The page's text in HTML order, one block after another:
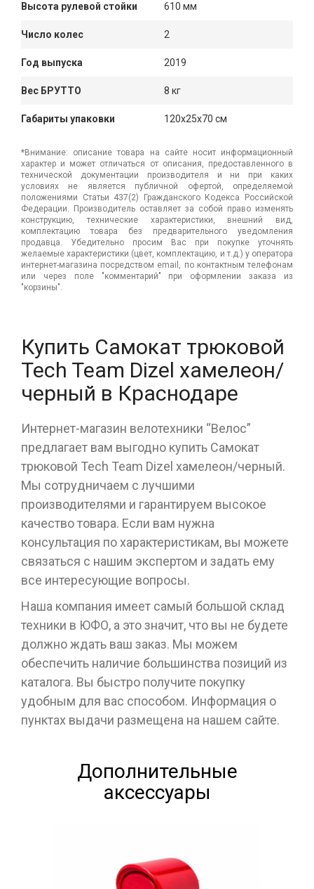
Высота рулевой стойки 610 мм
Число колес 2
Год выпуска 2019
Вес БРУТТО 8 кг
Габариты упаковки 120x25x70 см
*Внимание: описание товара на сайте носит информационный
характер и может отличаться от описания, предоставленного в
технической документации производителя и ни при каких
условиях не является публичной офертой, определяемой
положениями Статьи 437(2) Гражданского Кодекса Российской
Федерации. Производитель оставляет за собой право изменять
конструкцию, технические характеристики, внешний вид,
комплектацию товара без предварительного уведомления
продавца. Убедительно просим Вас при покупке уточнять
желаемые характеристики (цвет, комплектацию, и т.д.) у оператора
интернет-магазина посредством email, по контактным телефонам
или через поле "комментарий" при оформлении заказа из
"корзины".
Купить Самокат трюковой
Tech Team Dizel хамелеон/
черный в Краснодаре
Интернет-магазин велотехники “Велос”
предлагает вам выгодно купить Самокат
трюковой Tech Team Dizel хамелеон/черный.
Мы сотрудничаем с лучшими
производителями и гарантируем высокое
качество товара. Если вам нужна
консультация по характеристикам, вы можете
связаться с нашим экспертом и задать ему
все интересующие вопросы.
Наша компания имеет самый большой склад
техники в ЮФО, а это значит, что вы не будете
должно ждать ваш заказ. Мы можем
обеспечить наличие большинства позиций из
каталога. Вы быстро получите покупку
удобным для вас способом. Информация о
пунктах выдачи размещена на нашем сайте.
Дополнительные
аксессуары